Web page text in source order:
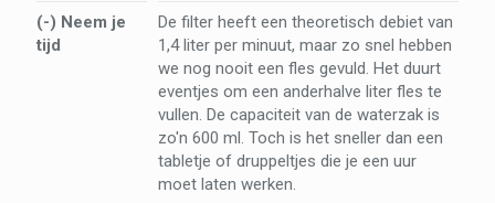
(-) Neem je
tijd
De filter heeft een theoretisch debiet van
1,4 liter per minuut, maar zo snel hebben
we nog nooit een fles gevuld. Het duurt
eventjes om een anderhalve liter fles te
vullen. De capaciteit van de waterzak is
zo'n 600 ml. Toch is het sneller dan een
tabletje of druppeltjes die je een uur
moet laten werken.